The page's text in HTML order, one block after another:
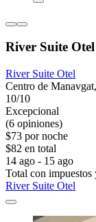
River Suite Otel
River Suite Otel
Centro de
10/10
Excepcional
(6 opiniones)
$73 por noche
$82 en total
14 ago - 15 ago
Total con impuestos
River Suite Otel